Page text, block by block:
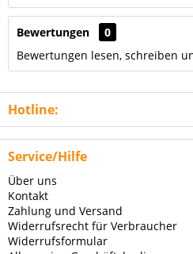
Bewertungen
0
Bewertungen lesen, schreiben
Hotline:
Service/Hilfe
Über uns
Kontakt
Zahlung und Versand
Widerrufsrecht für Verbraucher
Widerrufsformular